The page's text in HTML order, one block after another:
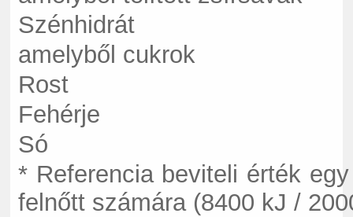
Szénhidrát
amelyből cukrok
Rost
Fehérje
Só
* Referencia beviteli érték
felnőtt számára (8400 kJ /